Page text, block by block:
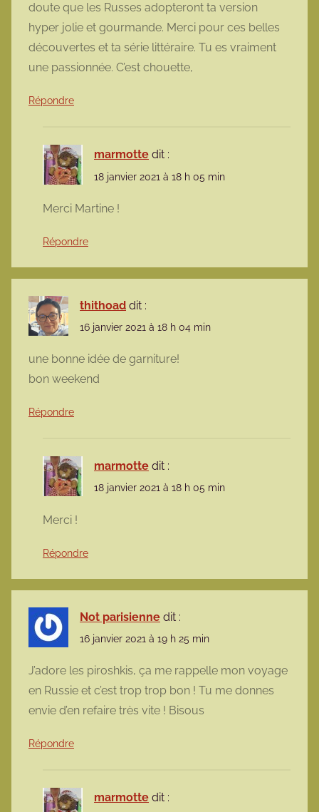
doute que les Russes adopteront ta version
hyper jolie et gourmande. Merci pour ces belles
découvertes et ta série littéraire. Tu es vraiment
une passionnée. C’est chouette,
Répondre
marmotte dit :
18 janvier 2021 à 18 h 05 min
Merci Martine !
Répondre
thithoad dit :
16 janvier 2021 à 18 h 04 min
une bonne idée de garniture!
bon weekend
Répondre
marmotte dit :
18 janvier 2021 à 18 h 05 min
Merci !
Répondre
Not parisienne dit :
16 janvier 2021 à 19 h 25 min
J’adore les piroshkis, ça me rappelle mon voyage
en Russie et c’est trop trop bon ! Tu me donnes
envie d’en refaire très vite ! Bisous
Répondre
marmotte dit :